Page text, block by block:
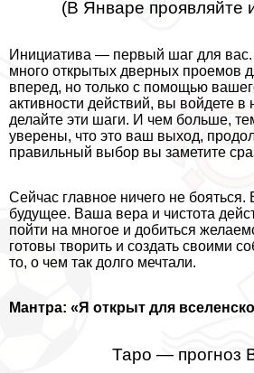
(В Январе проявляйте
Инициатива — первый шаг для
много открытых дверных проемов
вперед, но только с помощью
активности действий, вы войдете
делайте эти шаги. И чем больше,
уверены, что это ваш выход,
правильный выбор вы заметите
Сейчас главное ничего не бояться.
будущее. Ваша вера и чистота
пойти на многое и добиться
готовы творить и создать своими
то, о чем так долго мечтали.
Мантра: «Я открыт для
Таро — прогноз